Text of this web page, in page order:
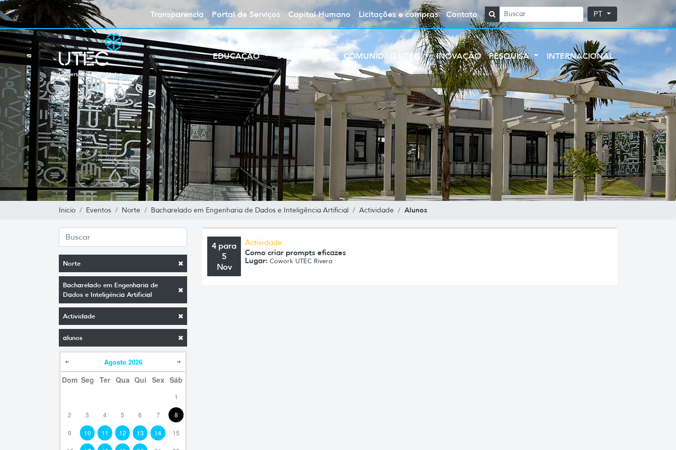
Transparencia Portal de Serviços Capital Humano Licitações e compras Contato PT
EDUCAÇÃO SOBRE A UTEC COMUNIDAD UTEC INOVAÇÃO PESQUISA INTERNACIONAL
Inicio Eventos Norte Bacharelado em Engenharia de Dados e Inteligência Artificial Actividade Alunos
Norte
Bacharelado em Engenharia de
Dados e Inteligência Artificial
Actividade
alunos
Agosto 2026
Dom Seg Ter Qua Qui Sex Sáb
1
2 3 4 5 6 7 8
9 10 11 12 13 14 15
4 para
5
Nov
Actividade
Como criar prompts eficazes
Lugar: Cowork UTEC Rivera